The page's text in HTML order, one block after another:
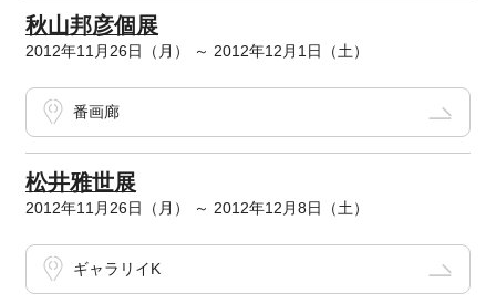
秋山邦彦個展
2012年11月26日（月） ～ 2012年12月1日（土）
番画廊
松井雅世展
2012年11月26日（月） ～ 2012年12月8日（土）
ギャラリイK